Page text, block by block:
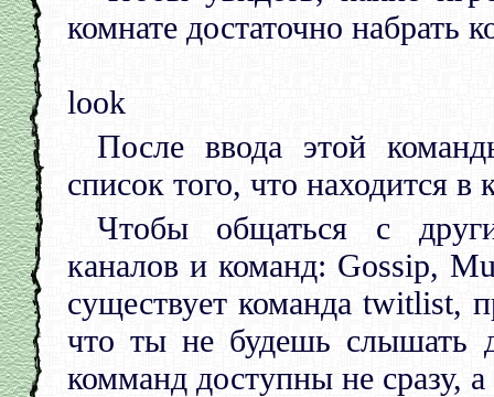
комнате достаточно набрать
look
После ввода этой
список того, что находится в
Чтобы общаться с
каналов и команд: Gossip,
существует команда twitlist,
что ты не будешь слышать
комманд доступны не сразу, а